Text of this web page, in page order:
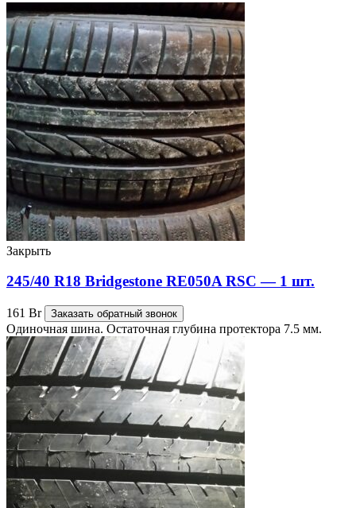
Закрыть
245/40 R18 Bridgestone RE050A RSC — 1 шт.
161 Br Заказать обратный звонок
Одиночная шина. Остаточная глубина протектора 7.5 мм.